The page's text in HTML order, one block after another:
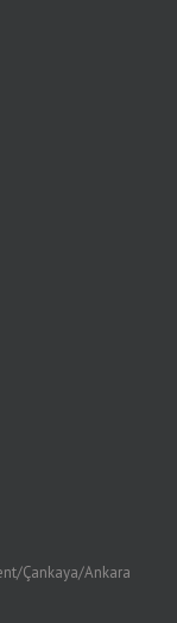
Çankaya/Ankara